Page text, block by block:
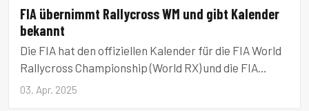
FIA übernimmt Rallycross WM und gibt Kalender
bekannt
Die FIA hat den offiziellen Kalender für die FIA World
Rallycross Championship (World RX) und die FIA
European Rallycross Championship (Euro RX) für die
03. Apr. 2025